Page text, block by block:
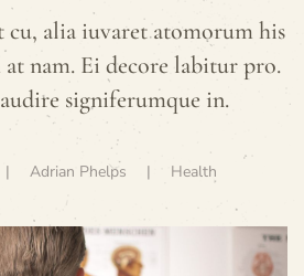
cu, alia iuvaret atomorum his
nam. Ei decore labitur pro.
signiferumque in.
Adrian Phelps | Health